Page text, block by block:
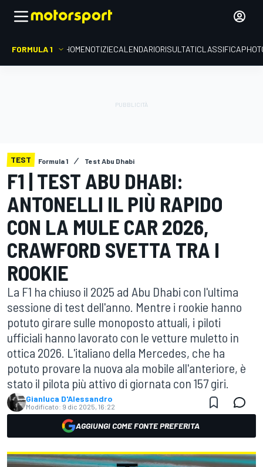
FORMULA 1 HOMENOTIZIECALENDARIORISULTATICLASSIFICA
TEST Formula 1 Test Abu Dhabi
F1 | TEST ABU DHABI:
ANTONELLI IL PIÙ RAPIDO
CON LA MULE CAR 2026,
CRAWFORD SVETTA TRA I
ROOKIE
La F1 ha chiuso il 2025 ad Abu Dhabi con l'ultima
sessione di test dell'anno. Mentre i rookie hanno
potuto girare sulle monoposto attuali, i piloti
ufficiali hanno lavorato con le vetture muletto in
ottica 2026. L'italiano della Mercedes, che ha
potuto provare la nuova ala mobile all'anteriore, è
stato il pilota più attivo di giornata con 157 giri.
Gianluca D'Alessandro
Modificato: 9 dic 2025, 16:22
AGGIUNGI COME FONTE PREFERITA